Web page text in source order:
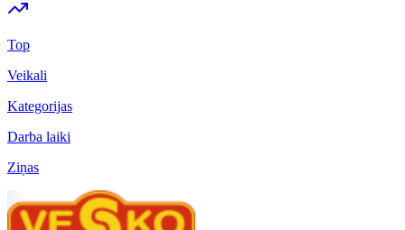
Top
Veikali
Kategorijas
Darba laiki
Ziņas